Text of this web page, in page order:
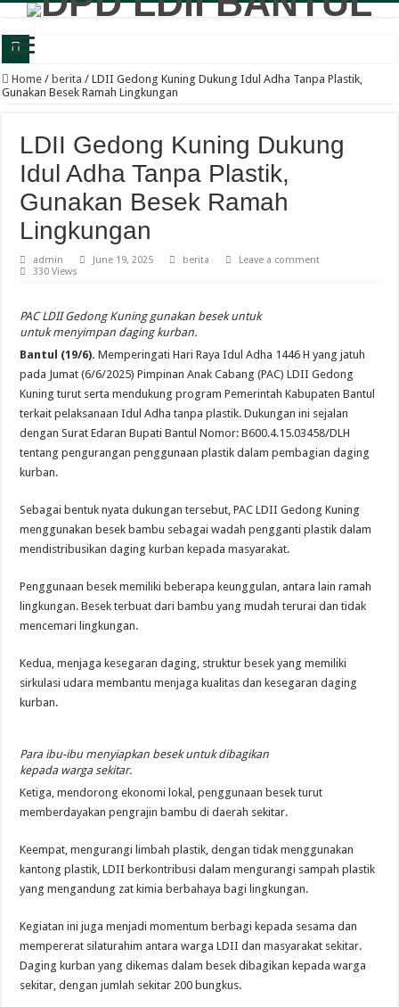
Wabup Bantul: Senam dan Bazar LDII Perkuat Kesehatan serta Ekonomi Warga
Festival Anak Sholih LDII Banguntapan Bekali Generus dengan Akhlak Mulia
Sambut Santri Baru, Pondok Pesantren Nur Aisyah Komitmen Cetak Generasi
LDII Tamantirto Gelar Festival Generus Sholeh, Siapkan Generasi Emas
Panewu Banguntapan dan Sejumlah Tokoh Apresiasi Bazar Rakyat LDII,
Terbuka untuk Umum, LDII Banguntapan Gelar Bazar Rakyat dan Bakti Sosial
Bincang Pelajar Generus, DPD LDII Bantul Bekali Remaja Hadapi Kriminalitas
KB TK Alkarima Lepas 21 Siswa, Pendidikan Karakter Jadi Bekal Menuju
Home / berita / LDII Gedong Kuning Dukung Idul Adha Tanpa Plastik,
Gunakan Besek Ramah Lingkungan
LDII Gedong Kuning Dukung
Idul Adha Tanpa Plastik,
Gunakan Besek Ramah
Lingkungan
admin June 19, 2025 berita
Leave a comment
330 Views
PAC LDII Gedong Kuning gunakan besek untuk
untuk menyimpan daging kurban.
Bantul (19/6). Memperingati Hari Raya Idul Adha 1446 H yang jatuh
pada Jumat (6/6/2025) Pimpinan Anak Cabang (PAC) LDII Gedong
Kuning turut serta mendukung program Pemerintah Kabupaten Bantul
terkait pelaksanaan Idul Adha tanpa plastik. Dukungan ini sejalan
dengan Surat Edaran Bupati Bantul Nomor: B600.4.15.03458/DLH
tentang pengurangan penggunaan plastik dalam pembagian daging
kurban.
Sebagai bentuk nyata dukungan tersebut, PAC LDII Gedong Kuning
menggunakan besek bambu sebagai wadah pengganti plastik dalam
mendistribusikan daging kurban kepada masyarakat.
Penggunaan besek memiliki beberapa keunggulan, antara lain ramah
lingkungan. Besek terbuat dari bambu yang mudah terurai dan tidak
mencemari lingkungan.
Kedua, menjaga kesegaran daging, struktur besek yang memiliki
sirkulasi udara membantu menjaga kualitas dan kesegaran daging
kurban.
Para ibu-ibu menyiapkan besek untuk dibagikan
kepada warga sekitar.
Ketiga, mendorong ekonomi lokal, penggunaan besek turut
memberdayakan pengrajin bambu di daerah sekitar.
Keempat, mengurangi limbah plastik, dengan tidak menggunakan
kantong plastik, LDII berkontribusi dalam mengurangi sampah plastik
yang mengandung zat kimia berbahaya bagi lingkungan.
Kegiatan ini juga menjadi momentum berbagi kepada sesama dan
mempererat silaturahim antara warga LDII dan masyarakat sekitar.
Daging kurban yang dikemas dalam besek dibagikan kepada warga
sekitar, dengan jumlah sekitar 200 bungkus.